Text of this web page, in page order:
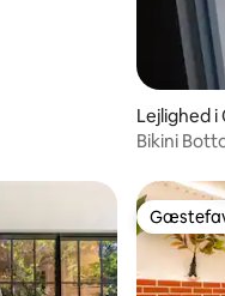
Lejlighed i
Bikini